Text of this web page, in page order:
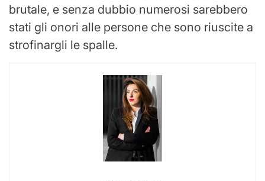
brutale, e senza dubbio numerosi sarebbero
stati gli onori alle persone che sono riuscite a
strofinargli le spalle.